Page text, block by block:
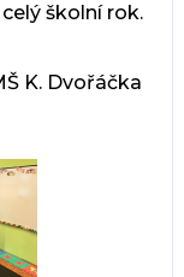
školní rok.
K. Dvořáčka